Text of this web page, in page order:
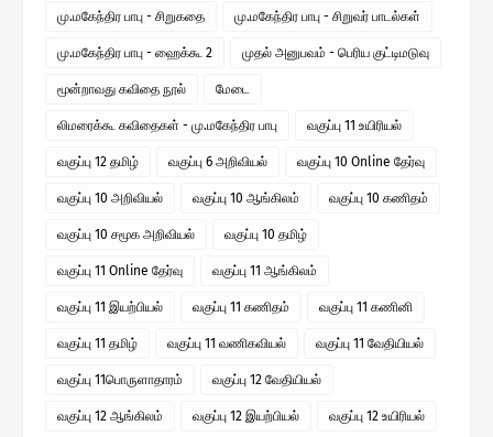
மு.மகேந்திர பாபு - சிறுகதை மு.மகேந்திர பாபு - சிறுவர் பாடல்கள்
மு.மகேந்திர பாபு - ஹைக்கூ 2 முதல் அனுபவம் - பெரிய குட்டிமடுவு
மூன்றாவது கவிதை நூல் மேடை
லிமரைக்கூ கவிதைகள் - மு.மகேந்திர பாபு வகுப்பு 11 உயிரியல்
வகுப்பு 12 தமிழ் வகுப்பு 6 அறிவியல் வகுப்பு 10 Online தேர்வு
வகுப்பு 10 அறிவியல் வகுப்பு 10 ஆங்கிலம் வகுப்பு 10 கணிதம்
வகுப்பு 10 சமூக அறிவியல் வகுப்பு 10 தமிழ்
வகுப்பு 11 Online தேர்வு வகுப்பு 11 ஆங்கிலம்
வகுப்பு 11 இயற்பியல் வகுப்பு 11 கணிதம் வகுப்பு 11 கணினி
வகுப்பு 11 தமிழ் வகுப்பு 11 வணிகவியல் வகுப்பு 11 வேதியியல்
வகுப்பு 11பொருளாதாரம் வகுப்பு 12 வேதியியல்
வகுப்பு 12 ஆங்கிலம் வகுப்பு 12 இயற்பியல் வகுப்பு 12 உயிரியல்